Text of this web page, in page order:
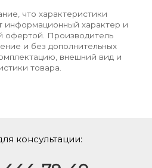
что характеристики
информационный характер и
офертой. Производитель
и без дополнительных
внешний вид и
товара.
консультации: